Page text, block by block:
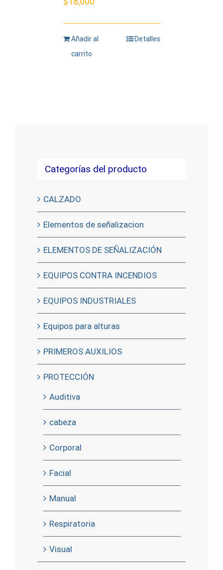
Añadir al
carrito
Detalles
Categorías del producto
CALZADO
Elementos de señalizacion
ELEMENTOS DE SEÑALIZACIÓN
EQUIPOS CONTRA INCENDIOS
EQUIPOS INDUSTRIALES
Equipos para alturas
PRIMEROS AUXILIOS
PROTECCIÓN
Auditiva
cabeza
Corporal
Facial
Manual
Respiratoria
Visual